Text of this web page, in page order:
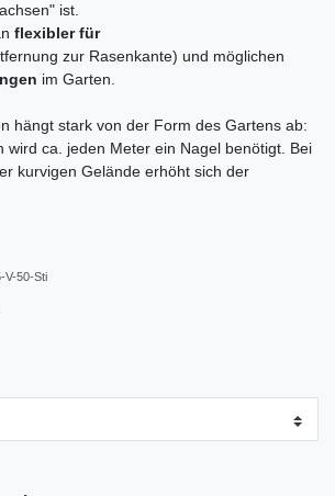
ist.
flexibler für
zur Rasenkante) und möglichen
im Garten.
hängt stark von der Form des Gartens ab:
wird ca. jeden Meter ein Nagel benötigt. Bei
kurvigen Gelände erhöht sich der
V-50-Sti